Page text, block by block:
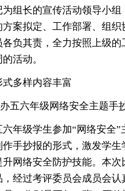
为组长的宣传活动领导小组
方案拟定、工作部署、组织
各负其责，全力按照上级的
活动。
式多样内容丰富
五六年级网络安全主题手
六年级学生参加“网络安全”
作手抄报的形式，激发学生
升网络安全防护技能。本次
，经过考评委员会成员会认